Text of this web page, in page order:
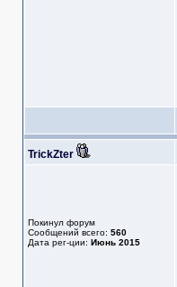
TrickZter
Покинул форум
Сообщений всего: 560
Дата рег-ции: Июнь 2015